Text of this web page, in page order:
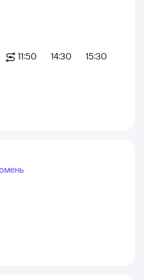
11:50 14:30
15:30